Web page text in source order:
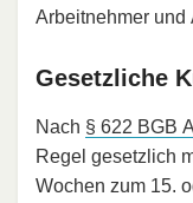
Arbeitnehmer und
Gesetzliche
Nach § 622 BGB
Regel gesetzlich
Wochen zum 15.